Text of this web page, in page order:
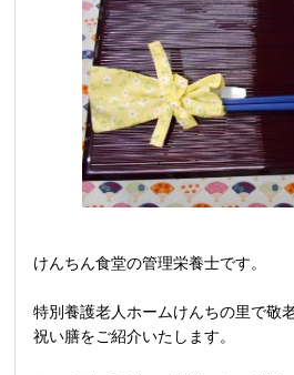
けんちん食堂の管理栄養士です。
特別養護老人ホームけんちの里で敬
祝い膳をご紹介いたします。